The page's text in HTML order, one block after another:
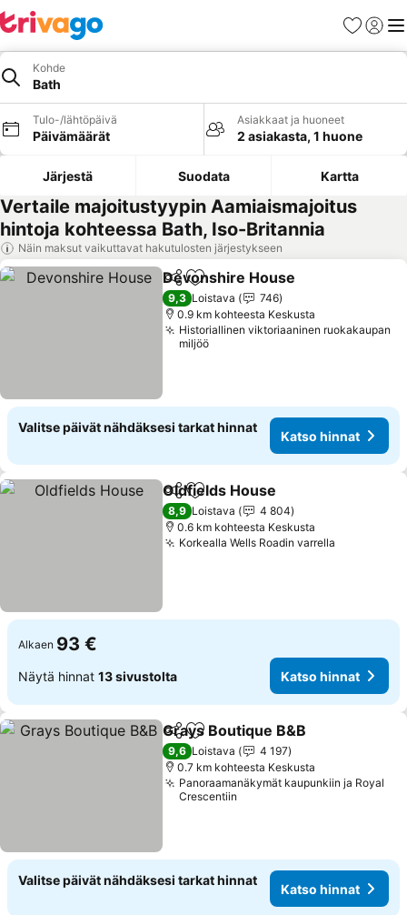
Suosikit
Kohde
Bath
Tulo-/lähtöpäivä
Päivämäärät
Asiakkaat ja huoneet
2 asiakasta, 1 huone
Järjestä Suodata Kartta
Vertaile majoitustyypin Aamiaismajoitus
hintoja kohteessa Bath, Iso-Britannia
Näin maksut vaikuttavat hakutulosten järjestykseen
Jaa Lisää suosikkeihin
Devonshire House
9,3 Loistava
746
0.9 km kohteesta Keskusta
Historiallinen viktoriaaninen ruokakaupan
miljöö
Valitse päivät nähdäksesi tarkat hinnat
Katso hinnat
Jaa Lisää suosikkeihin
Oldfields House
8,9 Loistava
4 804
0.6 km kohteesta Keskusta
Korkealla Wells Roadin varrella
Alkaen 93 €
Näytä hinnat 13 sivustolta Katso hinnat
Jaa Lisää suosikkeihin
Grays Boutique B&B
9,6 Loistava
4 197
0.7 km kohteesta Keskusta
Panoraamanäkymät kaupunkiin ja Royal
Crescentiin
Valitse päivät nähdäksesi tarkat hinnat
Katso hinnat